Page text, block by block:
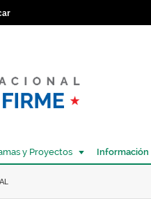
y Proyectos Información